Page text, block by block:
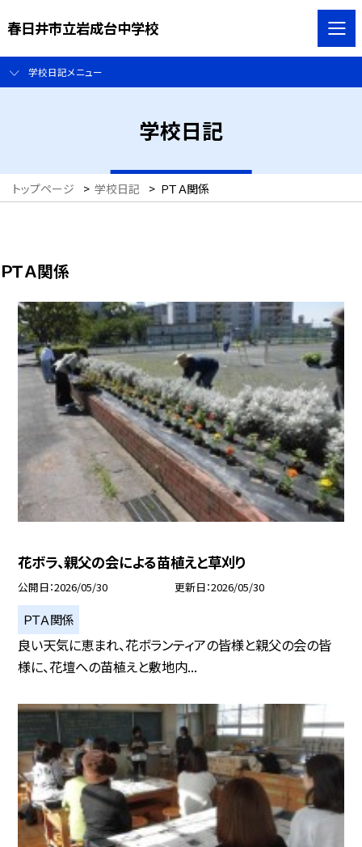
春日井市立岩成台中学校
学校日記メニュー
学校日記
トップページ > 学校日記 > ＰＴＡ関係
ＰＴＡ関係
花ボラ、親父の会による苗植えと草刈り
公開日 2026/05/30 更新日 2026/05/30
ＰＴＡ関係
良い天気に恵まれ、花ボランティアの皆様と親父の会の皆
様に、花壇への苗植えと敷地内...